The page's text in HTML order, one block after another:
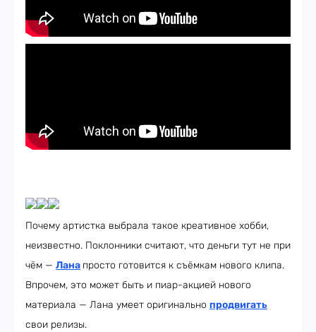
Почему артистка выбрала такое креативное хобби,
неизвестно. Поклонники считают, что деньги тут не при
чём — Лана просто готовится к съёмкам нового клипа.
Впрочем, это может быть и пиар-акцией нового
материала — Лана умеет оригинально продвигать
свои релизы.